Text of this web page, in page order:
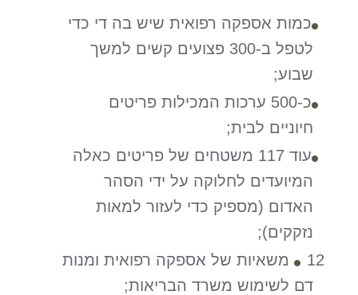
כמות אספקה רפואית שיש בה די כדי
לטפל ב-300 פצועים קשים למשך
שבוע;
כ-500 ערכות המכילות פריטים
חיוניים לבית;
עוד 117 משטחים של פריטים כאלה
המיועדים לחלוקה על ידי הסהר
האדום (מספיק כדי לעזור למאות
נזקקים);
12 משאיות של אספקה רפואית ומנות
דם לשימוש משרד הבריאות;